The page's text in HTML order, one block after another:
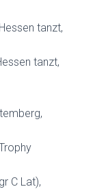
tanzt,
tanzt,
C Lat),